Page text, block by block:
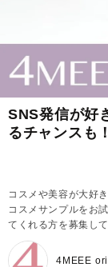
SNS発信が好
るチャンスも
コスメや美容が大好
コスメサンプルをお
てくれる方を募集し
4MEEE